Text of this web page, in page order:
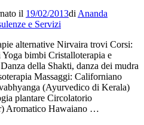
e
la
Tibetana
il 19/02/2013di Ananda
e Servizi
alternative Nirvaira trovi Corsi:
Yoga bimbi Cristalloterapia e
della Shakti, danza dei mudra
Massaggi: Californiano
(Ayurvedico di Kerala)
plantare Circolatorio
Aromatico Hawaiano …